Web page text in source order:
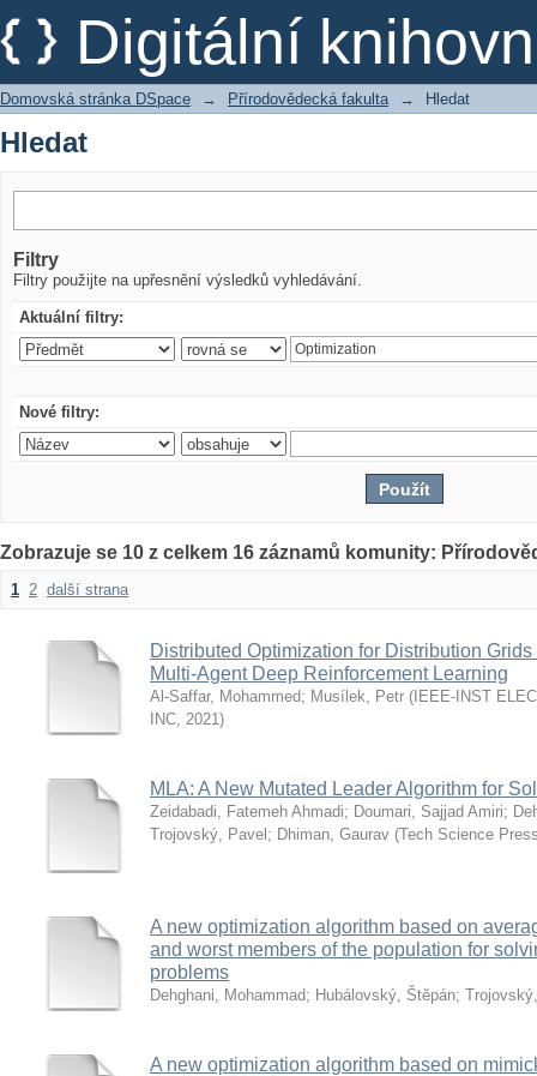
Digitální
Hledat
Domovská stránka DSpace → Přírodovědecká fakulta → Hledat
Hledat
Filtry
Filtry použijte na upřesnění výsledků vyhledávání.
Aktuální filtry:
Nové filtry:
Zobrazuje se 10 z celkem 16 záznamů komunity:
1 2 další strana
Distributed Optimization for Distribution
Multi-Agent Deep Reinforcement Learning
Al-Saffar, Mohammed; Musílek, Petr ( IEEE-INST
INC, 2021)
MLA: A New Mutated Leader Algorithm for
Zeidabadi, Fatemeh Ahmadi; Doumari, Sajjad Amiri;
Trojovský, Pavel ; Dhiman, Gaurav (Tech Science
A new optimization algorithm based on
and worst members of the population for
problems
Dehghani, Mohammad; Hubálovský, Štěpán;
A new optimization algorithm based on